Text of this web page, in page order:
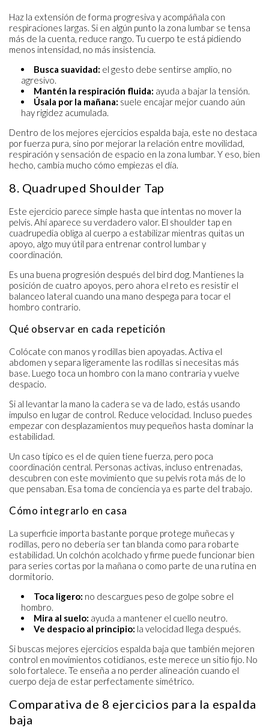
Haz la extensión de forma progresiva y acompáñala con
respiraciones largas. Si en algún punto la zona lumbar se tensa
más de la cuenta, reduce rango. Tu cuerpo te está pidiendo
menos intensidad, no más insistencia.
Busca suavidad: el gesto debe sentirse amplio, no
agresivo.
Mantén la respiración fluida: ayuda a bajar la tensión.
Úsala por la mañana: suele encajar mejor cuando aún
hay rigidez acumulada.
Dentro de los mejores ejercicios espalda baja, este no destaca
por fuerza pura, sino por mejorar la relación entre movilidad,
respiración y sensación de espacio en la zona lumbar. Y eso, bien
hecho, cambia mucho cómo empiezas el día.
8. Quadruped Shoulder Tap
Este ejercicio parece simple hasta que intentas no mover la
pelvis. Ahí aparece su verdadero valor. El shoulder tap en
cuadrupedia obliga al cuerpo a estabilizar mientras quitas un
apoyo, algo muy útil para entrenar control lumbar y
coordinación.
Es una buena progresión después del bird dog. Mantienes la
posición de cuatro apoyos, pero ahora el reto es resistir el
balanceo lateral cuando una mano despega para tocar el
hombro contrario.
Qué observar en cada repetición
Colócate con manos y rodillas bien apoyadas. Activa el
abdomen y separa ligeramente las rodillas si necesitas más
base. Luego toca un hombro con la mano contraria y vuelve
despacio.
Si al levantar la mano la cadera se va de lado, estás usando
impulso en lugar de control. Reduce velocidad. Incluso puedes
empezar con desplazamientos muy pequeños hasta dominar la
estabilidad.
Un caso típico es el de quien tiene fuerza, pero poca
coordinación central. Personas activas, incluso entrenadas,
descubren con este movimiento que su pelvis rota más de lo
que pensaban. Esa toma de conciencia ya es parte del trabajo.
Cómo integrarlo en casa
La superficie importa bastante porque protege muñecas y
rodillas, pero no debería ser tan blanda como para robarte
estabilidad. Un colchón acolchado y firme puede funcionar bien
para series cortas por la mañana o como parte de una rutina en
dormitorio.
Toca ligero: no descargues peso de golpe sobre el
hombro.
Mira al suelo: ayuda a mantener el cuello neutro.
Ve despacio al principio: la velocidad llega después.
Si buscas mejores ejercicios espalda baja que también mejoren
control en movimientos cotidianos, este merece un sitio fijo. No
solo fortalece. Te enseña a no perder alineación cuando el
cuerpo deja de estar perfectamente simétrico.
Comparativa de 8 ejercicios para la espalda
baja